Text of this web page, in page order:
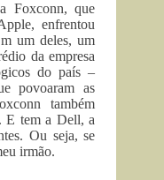
Foxconn, que
enfrentou
um deles, um
da empresa
do país –
povoaram as
também
E tem a Dell, a
Ou seja, se
irmão.